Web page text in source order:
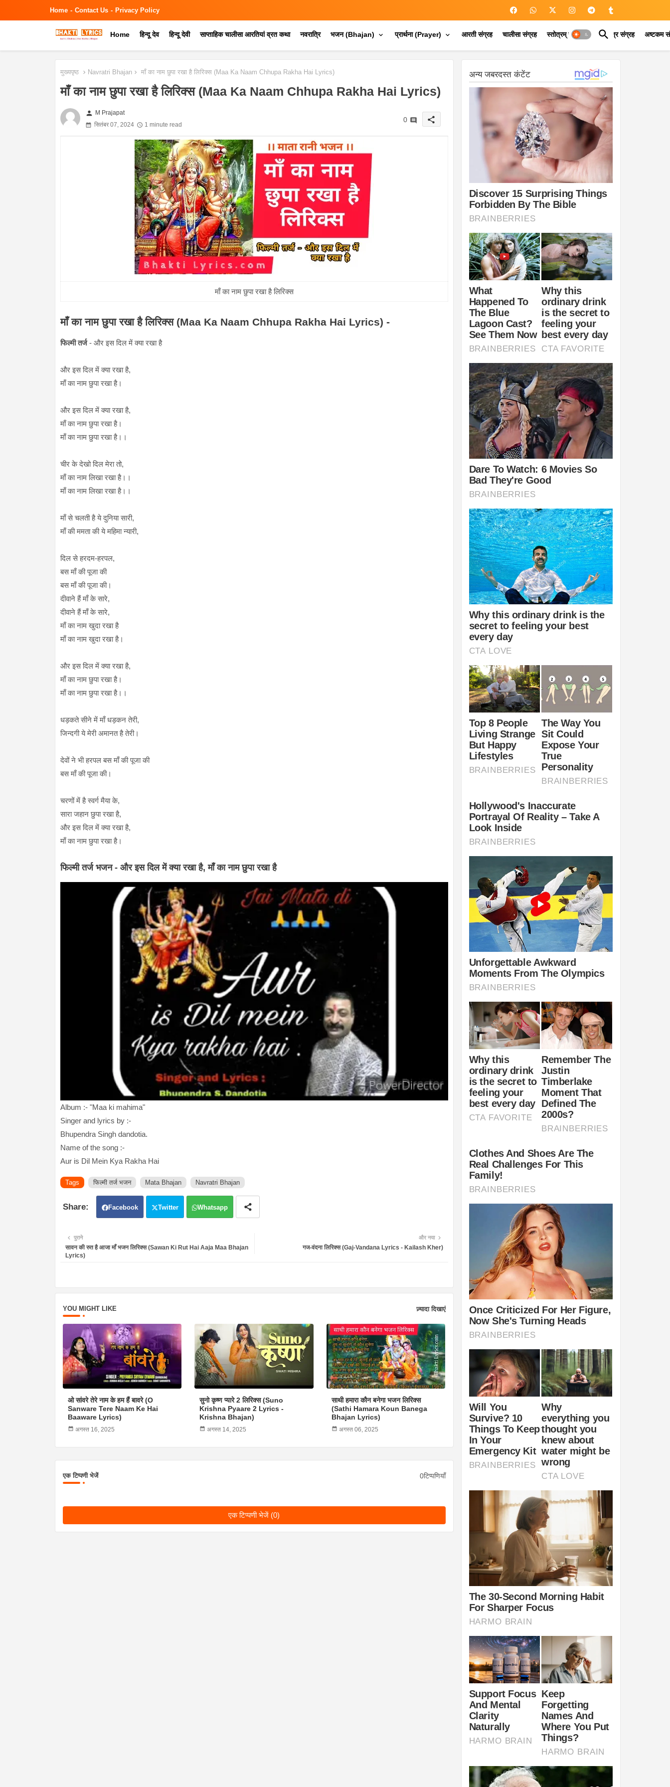
Home Contact Us Privacy Policy
Home हिन्दू देव हिन्दू देवी साप्ताहिक चालीसा आरतियां व्रत कथा नवरात्रि भजन (Bhajan) प्रार्थना (Prayer) आरती संग्रह चालीसा संग्रह स्तोत्रम् संग्रह कवच मंत्र संग्रह अष्टकम
मुख्यपृष्ठ Navratri Bhajan माँ का नाम छुपा रखा है लिरिक्स (Maa Ka Naam Chhupa Rakha Hai Lyrics)
माँ का नाम छुपा रखा है लिरिक्स (Maa Ka Naam Chhupa Rakha Hai Lyrics)
person M Prajapat
सितंबर 07, 2024
1 minute read
0 share
माँ का नाम छुपा रखा है लिरिक्स
माँ का नाम छुपा रखा है लिरिक्स (Maa Ka Naam Chhupa Rakha Hai Lyrics) -
फिल्मी तर्ज- और इस दिल में क्या रखा है
और इस दिल में क्या रखा है,
माँ का नाम छुपा रखा है।
और इस दिल में क्या रखा है,
माँ का नाम छुपा रखा है।
माँ का नाम छुपा रखा है।।
चीर के देखो दिल मेरा तो,
माँ का नाम लिखा रखा है।।
माँ का नाम लिखा रखा है।।
माँ से चलती है ये दुनिया सारी,
माँ की ममता की ये महिमा न्यारी,
दिल से हरदम-हरपल,
बस माँ की पूजा की
बस माँ की पूजा की।
दीवाने हैं माँ के सारे,
दीवाने हैं माँ के सारे,
माँ का नाम खुदा रखा है
माँ का नाम खुदा रखा है।
और इस दिल में क्या रखा है,
माँ का नाम छुपा रखा है।
माँ का नाम छुपा रखा है।।
धड़कते सीने में माँ धड़कन तेरी,
जिन्दगी ये मेरी अमानत है तेरी।
देवों ने भी हरपल बस माँ की पूजा की
बस माँ की पूजा की।
चरणों में है स्वर्ग मैया के,
सारा जहान छुपा रखा है,
और इस दिल में क्या रखा है,
माँ का नाम छुपा रखा है।
फिल्मी तर्ज भजन - और इस दिल में क्या रखा है, माँ का नाम छुपा रखा है
Album :- "Maa ki mahima"
Singer and lyrics by :-
Bhupendra Singh dandotia.
Name of the song :-
Aur is Dil Mein Kya Rakha Hai
Tags फिल्मी तर्ज भजन Mata Bhajan Navratri Bhajan
Facebook Twitter Whatsapp
और नया
गज-वंदना लिरिक्स (Gaj-Vandana Lyrics - Kailash Kher)
पुराने
सावन की रुत है आजा माँ भजन लिरिक्स (Sawan Ki Rut Hai Aaja Maa Bhajan
Lyrics)
YOU MIGHT LIKE ज़्यादा दिखाएं
ओ सांवरे तेरे नाम के हम हैं बावरे (O
Sanware Tere Naam Ke Hai
Baaware Lyrics)
अगस्त 16, 2025
सुनो कृष्ण प्यारे 2 लिरिक्स (Suno
Krishna Pyaare 2 Lyrics -
Krishna Bhajan)
अगस्त 14, 2025
साथी हमारा कौन बनेगा भजन लिरिक्स
(Sathi Hamara Koun Banega
Bhajan Lyrics)
अगस्त 06, 2025
एक टिप्पणी भेजें 0टिप्पणियाँ
एक टिप्पणी भेजें (0)